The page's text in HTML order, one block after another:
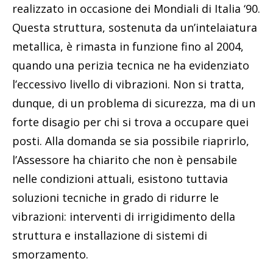
realizzato in occasione dei Mondiali di Italia ‘90.
Questa struttura, sostenuta da un’intelaiatura
metallica, è rimasta in funzione fino al 2004,
quando una perizia tecnica ne ha evidenziato
l’eccessivo livello di vibrazioni. Non si tratta,
dunque, di un problema di sicurezza, ma di un
forte disagio per chi si trova a occupare quei
posti. Alla domanda se sia possibile riaprirlo,
l’Assessore ha chiarito che non è pensabile
nelle condizioni attuali, esistono tuttavia
soluzioni tecniche in grado di ridurre le
vibrazioni: interventi di irrigidimento della
struttura e installazione di sistemi di
smorzamento.